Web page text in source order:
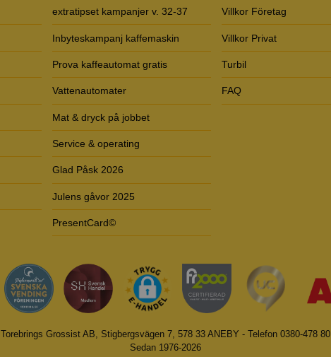
extratipset kampanjer v. 32-37
Inbyteskampanj kaffemaskin
Prova kaffeautomat gratis
Vattenautomater
Mat & dryck på jobbet
Service & operating
Glad Påsk 2026
Julens gåvor 2025
PresentCard©
Villkor Företag
Villkor Privat
Turbil
FAQ
Torebrings Grossist AB, Stigbergsvägen 7, 578 33 ANEBY - Telefon 0380-478 80
Sedan 1976-2026